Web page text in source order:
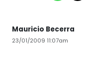
Mauricio Becerra
23/01/2009 11:07am